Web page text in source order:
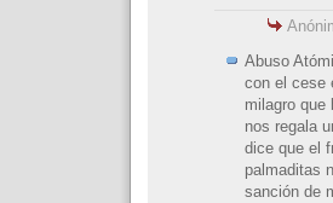
Abuso
con el cese
milagro que
nos regala
dice que el
palmaditas
sanción de